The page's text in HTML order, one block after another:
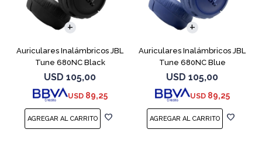
Auriculares Inalámbricos JBL
Tune 680NC Black
USD 105,00
USD 89,25
Auriculares Inalámbricos JBL
Tune 680NC Blue
USD 105,00
USD 89,25